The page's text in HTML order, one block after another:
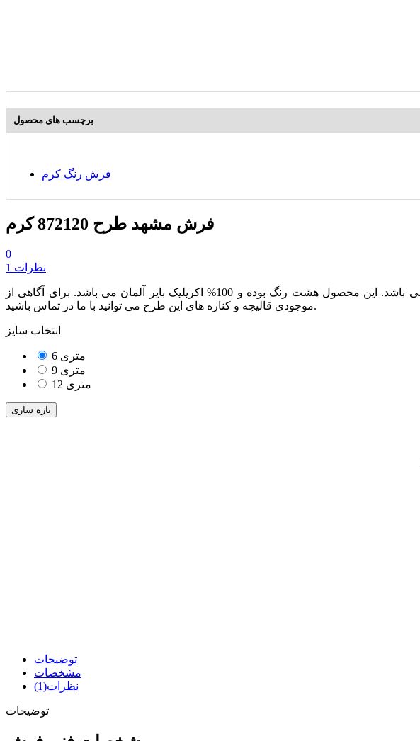
برچسب های محصول
فرش رنگ کرم
فرش مشهد طرح 872120 کرم
0
1 نظرات
از مجموعه محصولات هفتصد شانه بوده که دارای تراکم طولی 2100 می باشد. این محصول هشت رنگ بوده و 100% اکریلیک بایر آلمان می باشد. برای آگاهی از
موجودی قالیچه و کناره های این طرح می توانید با ما در تماس باشید.
انتخاب سایز
6 متری
9 متری
12 متری
توضیحات
مشخصات
نظرات(1)
توضیحات